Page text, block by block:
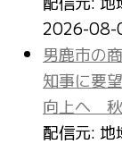
2026-08-
男鹿市の
知事に要
向上へ 秋
配信元: 地